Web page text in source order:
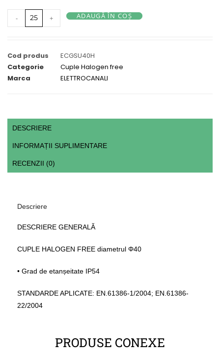
- + ADAUGĂ ÎN COȘ
Cod produs
ECGSU40H
Categorie
Cuple Halogen free
Marca
ELETTROCANALI
DESCRIERE
INFORMAȚII SUPLIMENTARE
RECENZII (0)
Descriere
DESCRIERE GENERALĂ
CUPLE HALOGEN FREE diametrul Φ40
• Grad de etanșeitate IP54
STANDARDE APLICATE: EN.61386-1/2004; EN.61386-
22/2004
PRODUSE CONEXE